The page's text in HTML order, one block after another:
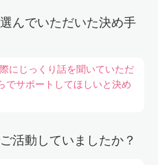
んでいただいた決め手
にじっくり話を聞いていただ
でサポートしてほしいと決め
活動していましたか？